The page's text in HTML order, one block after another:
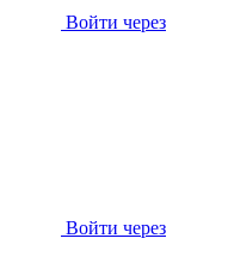
Войти через
Войти через